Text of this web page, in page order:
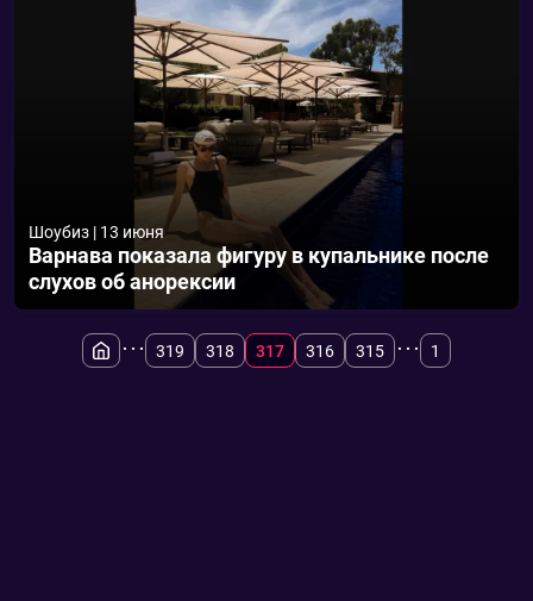
Шоубиз | 13 июня
Варнава показала фигуру в купальнике после
слухов об анорексии
... 319 318 317 316 315 ... 1